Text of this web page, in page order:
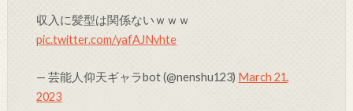
収入に髪型は関係ないｗｗｗ
pic.twitter.com/yafAJNvhte
— 芸能人仰天ギャラbot (@nenshu123) March 21,
2023